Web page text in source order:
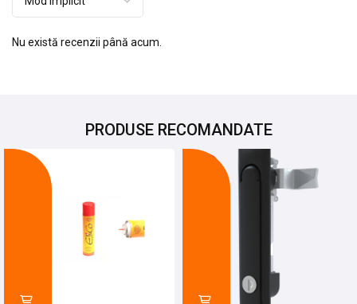
Nu există recenzii până acum.
PRODUSE RECOMANDATE